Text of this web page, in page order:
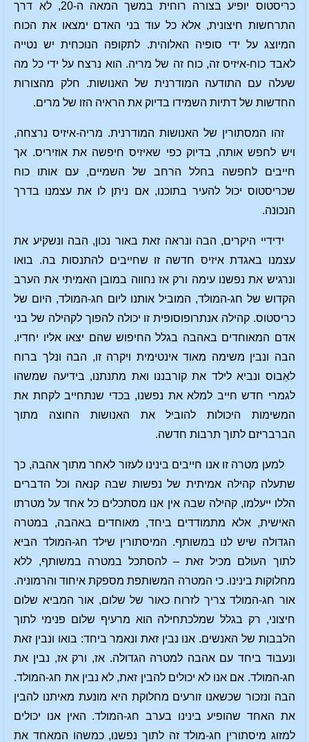
כריסטוס יופיע בצורה רוחית במשך המאה ה-20, לא דרך
התרחשות חיצונית, אלא כל עוד בני האדם ימצאו את הכוח
המיוצג על ידי סופיה האלוהית. לתקופה הנוכחית יש נטייה
לאבד כוח-איזיס זה, כוח זה של מריה. הוא נרצח על ידי כל מה
שעלה עם התודעה המודרנית של האנושות. חלק מהצורות
החדשות של דתיות השמידו בדיוק את הראיה הזו של מרים.
זהו המסתורין של האנושות המודרנית. מריה-איזיס נרצחה,
ויש לחפש אותה, בדיוק כפי שאיזיס חיפשה את אוזיריס. אך
חייבים לחפשה בחלל הרחב של השמיים, עם אותו כוח
שכריסטוס יכול להעיר בתוכנו, אם ניתן לו את עצמנו בדרך
הנכונה.
ידידיי היקרים, הבה ונראה זאת באור נכון, הבה ונשקיע את
עצמנו באגדת איזיס חדשה זו שחייבים להתנסות בה. בואו
ונרגיש את נפשנו עימה ורק אז נחווה במובן האמיתי את הערב
הקדוש של חג-המולד, המוביל אותנו ליום חג-המולד, היום של
כריסטוס. קהילה אנתרופוסופית זו יכולה להפוך לקהילה של בני
אדם המאוחדים באהבה בגלל החיפוש שהם יצאו אליו יחדיו.
הבה ונבין משימה מאוד אינטימית ויקרה זו, הבה ונלך ברוח
לאֵבוס ונביא לילד את קורבננו ואת מתנתנו, בידיעה שמשהו
לגמרי חדש חייב למלא את נפשנו, בכדי שנתחייב לקחת את
המשימות היכולות להוביל את האנושות החוצה מתוך
הברבריזם לתוך תרבות חדשה.
למען מטרה זו אנו חייבים בינינו לעזור לאחר מתוך אהבה, כך
שתעלה קהילה אמיתית של נפשות שבה קנאה וכל הדברים
הללו ייעלמו, קהילה שבה אין אנו מסתכלים כל אחד על מטרתו
האישית, אלא מתמודדים ביחד, מאוחדים באהבה, במטרה
הגדולה שיש לנו במשותף. המיסתורין שילד חג-המולד הביא
לתוך העולם מכיל זאת – להסתכל במטרה במשותף, ללא
מחלוקות בינינו. כי המטרה המשותפת מספקת איחוד והרמוניה.
אור חג-המולד צריך לזרוח כאור של שלום, אור המביא שלום
חיצוני, רק בגלל שמלכתחילה הוא מרעיף שלום פנימי לתוך
הלבבות של האנשים. אנו נבין זאת ונאמר ביחד: בואו ונבין זאת
ונעבוד ביחד עם אהבה למטרה הגדולה. אז, ורק אז, נבין את
חג-המולד. אם אנו לא יכולים להבין זאת, לא נבין את חג-המולד.
הבה ונזכור שכשאנו זורעים מחלוקת היא מונעת מאיתנו להבין
את האחד שהופיע בינינו בערב חג-המולד. האין אנו יכולים
למזוג מיסתורין חג-מולד זה לתוך נפשנו, כמשהו המאחד את